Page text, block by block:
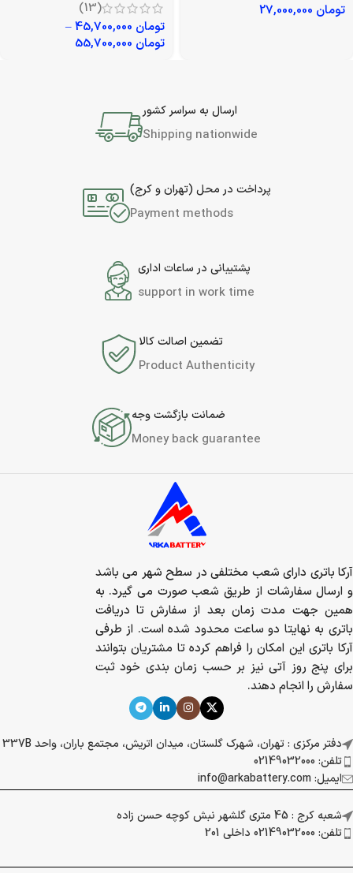
تومان
(13)
تومان
–
تومان
ارسال به سراسر کشور
Shipping nationwide
پرداخت در محل (تهران و کرج)
Payment methods
پشتیبانی در ساعات اداری
support in work time
تضمین اصالت کالا
Product Authenticity
ضمانت بازگشت وجه
Money back guarantee
آرکا باتری دارای شعب مختلفی در سطح شهر می باشد
و ارسال سفارشات از طریق شعب صورت می گیرد. به
همین جهت مدت زمان بعد از سفارش تا دریافت
باتری به نهایتا دو ساعت محدود شده است. از طرفی
آرکا باتری این امکان را فراهم کرده تا مشتریان بتوانند
برای پنج روز آتی نیز بر حسب زمان بندی خود ثبت
سفارش را انجام دهند.
دفتر مرکزی : تهران، شهرک گلستان، میدان اتریش، مجتمع باران، واحد 337B
تلفن: 02149032000
ایمیل: info@arkabattery.com
شعبه کرج : 45 متری گلشهر نبش کوچه حسن زاده
تلفن: 02149032000 داخلی 201